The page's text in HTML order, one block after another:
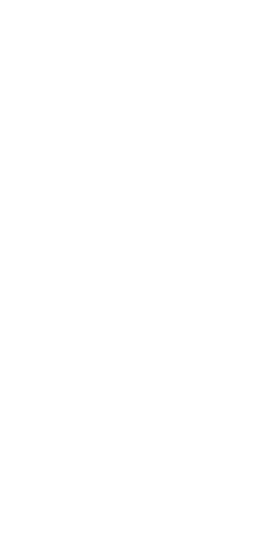
de tomar unos cuantos sorbos de la sangría
pasado!
calmada: "¿Dónde estuviste anoche?".
de hotel.
casarte".